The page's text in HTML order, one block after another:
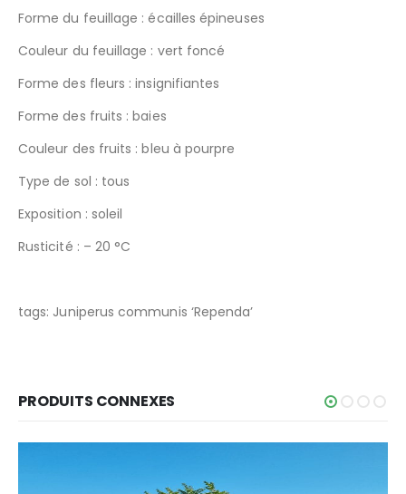
Forme du feuillage : écailles épineuses
Couleur du feuillage : vert foncé
Forme des fleurs : insignifiantes
Forme des fruits : baies
Couleur des fruits : bleu à pourpre
Type de sol : tous
Exposition : soleil
Rusticité : – 20 °C
tags: Juniperus communis ‘Rependa’
PRODUITS CONNEXES